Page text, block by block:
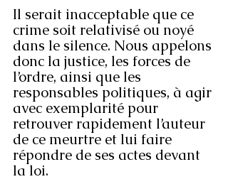
Il serait inacceptable que ce
crime soit relativisé ou noyé
dans le silence. Nous appelons
donc la justice, les forces de
l’ordre, ainsi que les
responsables politiques, à agir
avec exemplarité pour
retrouver rapidement l’auteur
de ce meurtre et lui faire
répondre de ses actes devant
la loi.